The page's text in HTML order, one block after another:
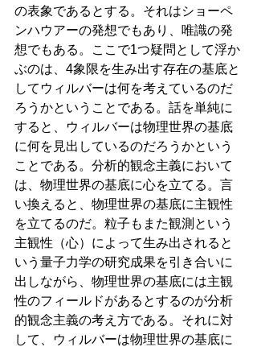
の表象であるとする。それはショーペ
ンハウアーの発想でもあり、唯識の発
想でもある。ここで1つ疑問として浮か
ぶのは、4象限を生み出す存在の基底と
してウィルバーは何を考えているのだ
ろうかということである。話を単純に
すると、ウィルバーは物理世界の基底
に何を見出しているのだろうかという
ことである。分析的観念主義において
は、物理世界の基底に心を立てる。言
い換えると、物理世界の基底に主観性
を立てるのだ。粒子もまた観測という
主観性（心）によって生み出されると
いう量子力学の研究成果を引き合いに
出しながら、物理世界の基底には主観
性のフィールドがあるとするのが分析
的観念主義の考え方である。それに対
して、ウィルバーは物理世界の基底に